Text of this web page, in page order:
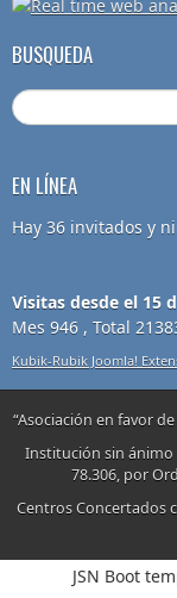
BUSQUEDA
EN LÍNEA
Hay 36 invitados y
Visitas desde el 15
Mes 946 , Total
Kubik-Rubik Joomla!
“Asociación en favor
Institución sin ánimo
78.306, por
Centros Concertados
JSN Boot